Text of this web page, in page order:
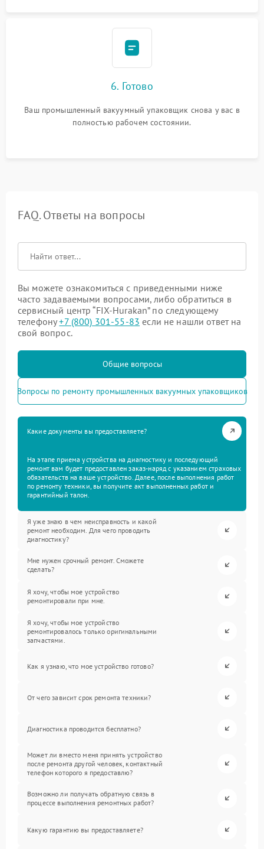
6. Готово
Ваш промышленный вакуумный упаковщик снова у вас в
полностью рабочем состоянии.
FAQ. Ответы на вопросы
Вы можете ознакомиться с приведенными ниже
часто задаваемыми вопросами, либо обратиться в
сервисный центр “FIX-Hurakan” по следующему
телефону+7 (800) 301-55-83 если не нашли ответ на
свой вопрос.
Общие вопросы
Вопросы по ремонту промышленных вакуумных упаковщиков
Какие документы вы предоставляете?
На этапе приема устройства на диагностику и последующий
ремонт вам будет предоставлен заказ-наряд с указанием страховых
обязательств на ваше устройство. Далее, после выполнения работ
по ремонту техники, вы получите акт выполненных работ и
гарантийный талон.
Я уже знаю в чем неисправность и какой
ремонт необходим. Для чего проводить
диагностику?
Мне нужен срочный ремонт. Сможете
сделать?
Я хочу, чтобы мое устройство
ремонтировали при мне.
Я хочу, чтобы мое устройство
ремонтировалось только оригинальными
запчастями.
Как я узнаю, что мое устройство готово?
От чего зависит срок ремонта техники?
Диагностика проводится бесплатно?
Может ли вместо меня принять устройство
после ремонта другой человек, контактный
телефон которого я предоставлю?
Возможно ли получать обратную связь в
процессе выполнения ремонтных работ?
Какую гарантию вы предоставляете?